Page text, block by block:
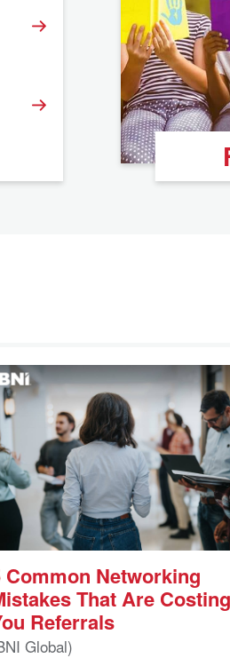
Common Networking
That Are Costing
Referrals
Global)